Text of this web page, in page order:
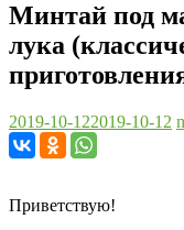
Минтай под
лука
2019-10-122019-10-12
Приветствую!